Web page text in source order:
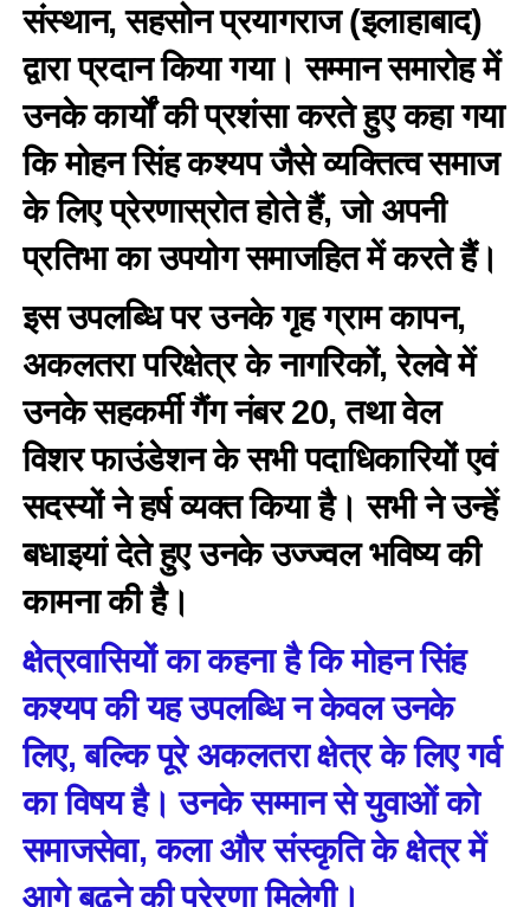
संस्थान, सहसोन प्रयागराज (इलाहाबाद)
द्वारा प्रदान किया गया। सम्मान समारोह में
उनके कार्यों की प्रशंसा करते हुए कहा गया
कि मोहन सिंह कश्यप जैसे व्यक्तित्व समाज
के लिए प्रेरणास्रोत होते हैं, जो अपनी
प्रतिभा का उपयोग समाजहित में करते हैं।
इस उपलब्धि पर उनके गृह ग्राम कापन,
अकलतरा परिक्षेत्र के नागरिकों, रेलवे में
उनके सहकर्मी गैंग नंबर 20, तथा वेल
विशर फाउंडेशन के सभी पदाधिकारियों एवं
सदस्यों ने हर्ष व्यक्त किया है। सभी ने उन्हें
बधाइयां देते हुए उनके उज्ज्वल भविष्य की
कामना की है।
क्षेत्रवासियों का कहना है कि मोहन सिंह
कश्यप की यह उपलब्धि न केवल उनके
लिए, बल्कि पूरे अकलतरा क्षेत्र के लिए गर्व
का विषय है। उनके सम्मान से युवाओं को
समाजसेवा, कला और संस्कृति के क्षेत्र में
आगे बढ़ने की प्रेरणा मिलेगी।